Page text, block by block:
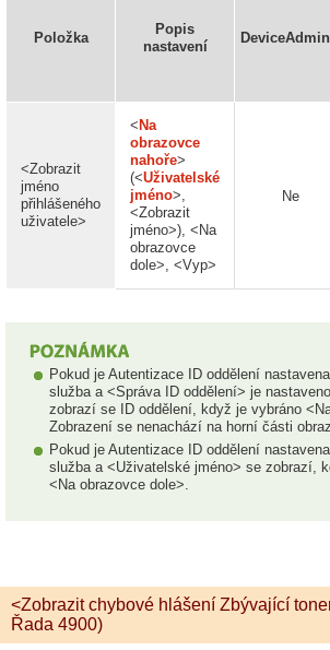
Položka
Popis
nastavení
DeviceAdmin
<Zobrazit
jméno
přihlášeného
uživatele>
< Na
obrazovce
nahoře>
(<Uživatelské
jméno>,
<Zobrazit
jméno>), <Na
obrazovce
dole>, <Vyp>
Ne
Pokud je Autentizace ID oddělení
služba a <Správa ID oddělení> je
zobrazí se ID oddělení, když je vybráno
Zobrazení se nenachází na horní části
Pokud je Autentizace ID oddělení
služba a <Uživatelské jméno> se zobrazí,
<Na obrazovce dole>.
<Zobrazit chybové hlášení Zbývající
Řada 4900)